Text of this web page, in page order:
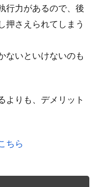
行力があるので、後
押さえられてしまう
ないといけないのも
よりも、デメリット
ちら